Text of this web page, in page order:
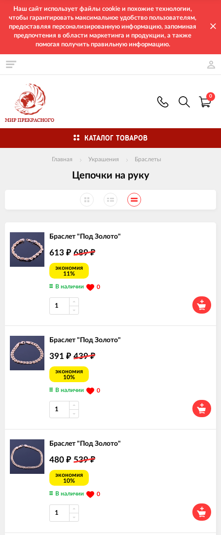
Наш сайт использует файлы cookie и похожие технологии,
чтобы гарантировать максимальное удобство пользователям,
предоставляя персонализированную информацию, запоминая
предпочтения в области маркетинга и продукции, а также
помогая получить правильную информацию.
0
КАТАЛОГ ТОВАРОВ
Главная Украшения Браслеты
Цепочки на руку
Браслет "Под Золото"
613 ₽ 689₽
экономия
11%
В наличии 0
Браслет "Под Золото"
391 ₽ 439₽
экономия
10%
В наличии 0
Браслет "Под Золото"
480 ₽ 539₽
экономия
10%
В наличии 0